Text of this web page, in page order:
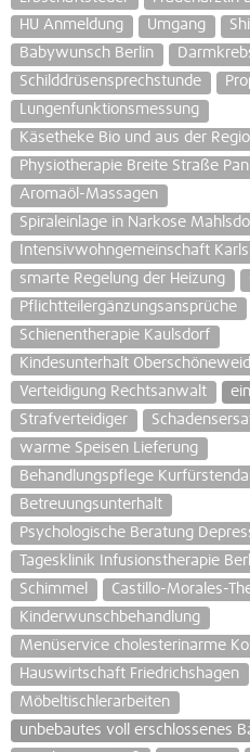
HU Anmeldung
Umgang
Babywunsch Berlin
Schilddrüsensprechstunde
Lungenfunktionsmessung
Käsetheke Bio und aus der
Physiotherapie Breite Straße
Aromaöl-Massagen
Spiraleinlage in Narkose
Intensivwohngemeinschaft
smarte Regelung der Heizung
Pflichtteilergänzungsansprüche
Schienentherapie Kaulsdorf
Kindesunterhalt
Verteidigung Rechtsanwalt
Strafverteidiger
warme Speisen Lieferung
Behandlungspflege
Betreuungsunterhalt
Psychologische Beratung
Tagesklinik Infusionstherapie
Schimmel
Castillo-Morales-
Kinderwunschbehandlung
Menüservice cholesterinarme
Hauswirtschaft Friedrichshagen
Möbeltischlerarbeiten
unbebautes voll erschlossenes